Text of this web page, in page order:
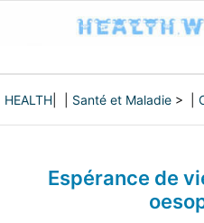
HEALTH Santé et Maladie > |
Espérance de